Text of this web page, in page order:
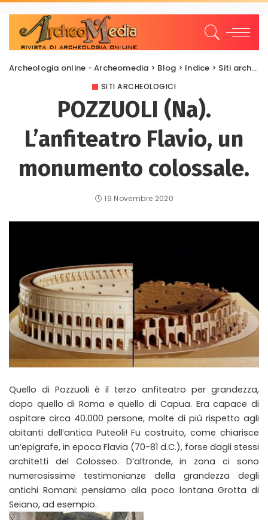
Archeologia online - Archeomedia > Blog > Indice > Siti archeologici
SITI ARCHEOLOGICI
POZZUOLI (Na).
L’anfiteatro Flavio, un
monumento colossale.
19 Novembre 2020
Quello di Pozzuoli è il terzo anfiteatro per grandezza,
dopo quello di Roma e quello di Capua. Era capace di
ospitare circa 40.000 persone, molte di più rispetto agli
abitanti dell’antica Puteoli! Fu costruito, come chiarisce
un’epigrafe, in epoca Flavia (70-81 d.C.), forse dagli stessi
architetti del Colosseo. D’altronde, in zona ci sono
numerosissime testimonianze della grandezza degli
antichi Romani: pensiamo alla poco lontana Grotta di
Seiano, ad esempio.